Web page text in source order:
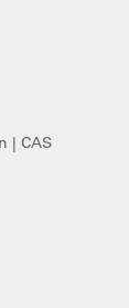
| CAS